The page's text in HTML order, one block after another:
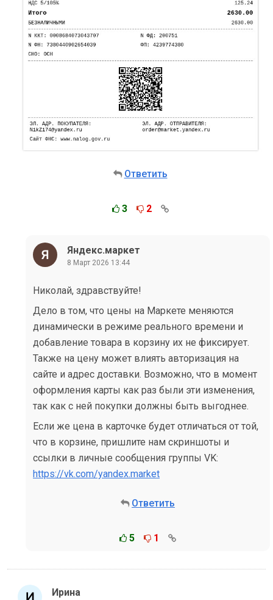
Ответить
3 2
Яндекс.маркет
8 Март 2026 13:44
Николай, здравствуйте!
Дело в том, что цены на Маркете меняются
динамически в режиме реального времени и
добавление товара в корзину их не фиксирует.
Также на цену может влиять авторизация на
сайте и адрес доставки. Возможно, что в момент
оформления карты как раз были эти изменения,
так как с ней покупки должны быть выгоднее.
Если же цена в карточке будет отличаться от той,
что в корзине, пришлите нам скриншоты и
ссылки в личные сообщения группы VK:
https://vk.com/yandex.market
Ответить
5 1
Ирина